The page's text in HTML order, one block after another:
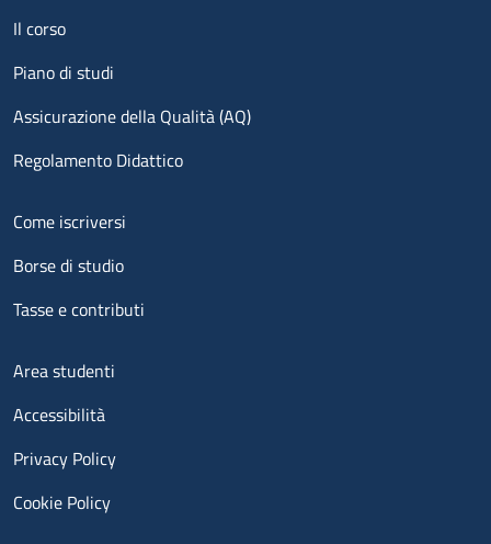
Menu footer 1
Il corso
Piano di studi
Assicurazione della Qualità (AQ)
Regolamento Didattico
Menu footer 2
Come iscriversi
Borse di studio
Tasse e contributi
Menu footer 3
Area studenti
Accessibilità
Privacy Policy
Cookie Policy